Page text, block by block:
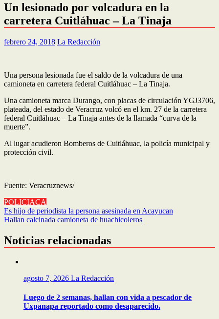
Un lesionado por volcadura en la
carretera Cuitláhuac – La Tinaja
febrero 24, 2018 La Redacción
Una persona lesionada fue el saldo de la volcadura de una
camioneta en carretera federal Cuitláhuac – La Tinaja.
Una camioneta marca Durango, con placas de circulación YGJ3706,
plateada, del estado de Veracruz volcó en el km. 27 de la carretera
federal Cuitláhuac – La Tinaja antes de la llamada “curva de la
muerte”.
Al lugar acudieron Bomberos de Cuitláhuac, la policía municipal y
protección civil.
Fuente: Veracruznews/
POLICIACA
Navegación
de
entradas
Es hijo de periodista la persona asesinada en Acayucan
Hallan calcinada camioneta de huachicoleros
Noticias relacionadas
agosto 7, 2026 La Redacción
Luego de 2 semanas, hallan con vida a pescador de
Uxpanapa reportado como desaparecido.